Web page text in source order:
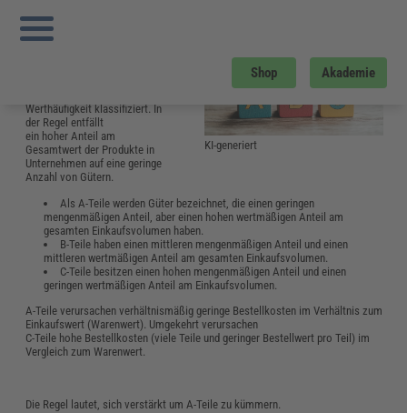
Shop Akademie
Sie sind hier:
ABC-Analyse
KI-generiert
Werthäufigkeit klassifiziert. In
der Regel entfällt
ein hoher Anteil am
Gesamtwert der Produkte in
Unternehmen auf eine geringe
Anzahl von Gütern.
Als A-Teile werden Güter bezeichnet, die einen geringen
mengenmäßigen Anteil, aber einen hohen wertmäßigen Anteil am
gesamten Einkaufsvolumen haben.
B-Teile haben einen mittleren mengenmäßigen Anteil und einen
mittleren wertmäßigen Anteil am gesamten Einkaufsvolumen.
C-Teile besitzen einen hohen mengenmäßigen Anteil und einen
geringen wertmäßigen Anteil am Einkaufsvolumen.
A-Teile verursachen verhältnismäßig geringe Bestellkosten im Verhältnis zum
Einkaufswert (Warenwert). Umgekehrt verursachen
C-Teile hohe Bestellkosten (viele Teile und geringer Bestellwert pro Teil) im
Vergleich zum Warenwert.
Die Regel lautet, sich verstärkt um A-Teile zu kümmern.